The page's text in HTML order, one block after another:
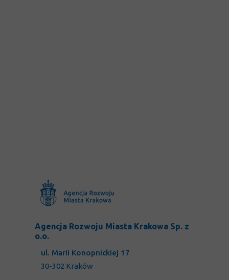
ul. Marii Konopnickiej 17
30-302 Kraków
Agencja Rozwoju Miasta Krakowa Sp. z
o.o.